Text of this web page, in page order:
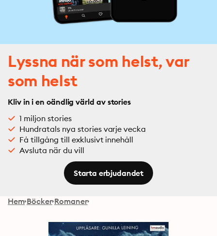
Lyssna när som helst, var
som helst
Kliv in i en oändlig värld av stories
1 miljon stories
Hundratals nya stories varje vecka
Få tillgång till exklusivt innehåll
Avsluta när du vill
Starta erbjudandet
Hem Böcker Romaner